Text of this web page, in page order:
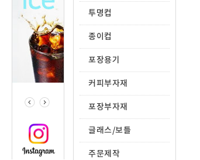
투명컵
종이컵
포장용기
커피부자재
포장부자재
글래스/보틀
주문제작